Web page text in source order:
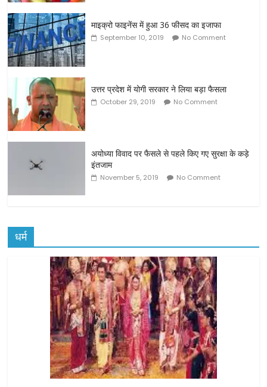
माइक्रो फाइनेंस में हुआ 36 फीसद का इजाफा
September 10, 2019 No Comment
उत्तर प्रदेश में योगी सरकार ने लिया बड़ा फैसला
October 29, 2019 No Comment
अयोध्या विवाद पर फैसले से पहले किए गए सुरक्षा के कड़े
इंतजाम
November 5, 2019 No Comment
धर्म